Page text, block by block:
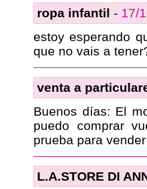
ropa infantil - 17/
estoy esperando
que no vais a
venta a
Buenos días: El
puedo comprar
prueba para
L.A.STORE DI